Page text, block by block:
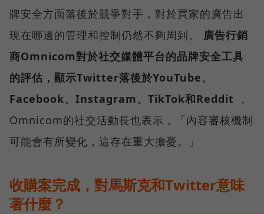
牌安全方面落後於競爭對手，對於買家的廣告出
現在哪邊的管理和控制仍然不夠周到。 廣告行銷
商Omnicom對於社交媒體平台的品牌安全工具
的評估，顯示Twitter落後於YouTube、
Facebook、Instagram、TikTok和Reddit ，
Omnicom的社交活動長也表示，「內容審核機制
可能會有所變化，這存在重大擔憂。」
收購案完成，對馬斯克和Twitter意味
著什麼？